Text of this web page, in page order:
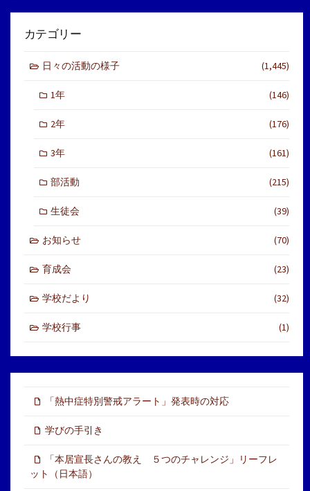
カテゴリー
日々の活動の様子 (1,445)
1年 (146)
2年 (176)
3年 (161)
部活動 (215)
生徒会 (39)
お知らせ (70)
育成会 (23)
学校だより (32)
学校行事 (1)
「熱中症特別警戒アラート」発表時の対応
学びの手引き
「本居宣長さんの教え ５つのチャレンジ」リーフレ
ット（日本語）